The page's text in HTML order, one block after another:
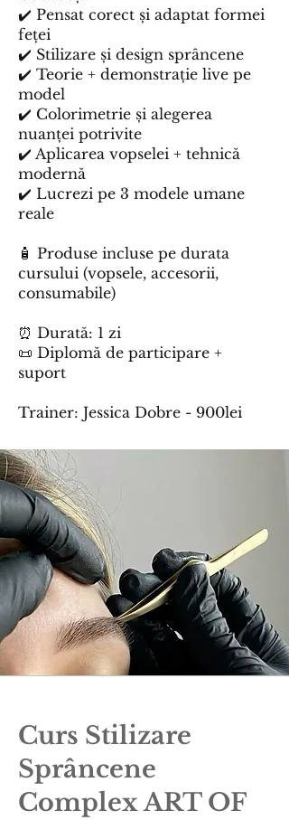
✔️ Pensat corect și adaptat formei
feței
✔️ Stilizare și design sprâncene
✔️ Teorie + demonstrație live pe
model
✔️ Colorimetrie și alegerea
nuanței potrivite
✔️ Aplicarea vopselei + tehnică
modernă
✔️ Lucrezi pe 3 modele umane
reale
🧴 Produse incluse pe durata
cursului (vopsele, accesorii,
consumabile)
⏰ Durată: 1 zi
📜 Diplomă de participare +
suport
Trainer: Jessica Dobre - 900lei
Curs Stilizare
Sprâncene
Complex ART OF